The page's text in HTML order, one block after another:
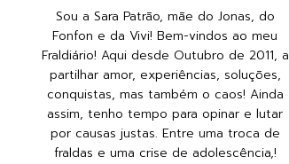
Sou a Sara Patrão, mãe do Jonas, do
Fonfon e da Vivi! Bem-vindos ao meu
Fraldiário! Aqui desde Outubro de 2011, a
partilhar amor, experiências, soluções,
conquistas, mas também o caos! Ainda
assim, tenho tempo para opinar e lutar
por causas justas. Entre uma troca de
fraldas e uma crise de adolescência,!